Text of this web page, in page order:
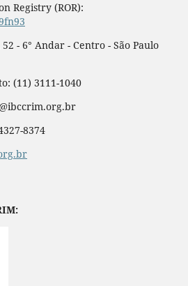
Registry (ROR):
- 6° Andar - Centro - São Paulo
(11) 3111-1040
8374